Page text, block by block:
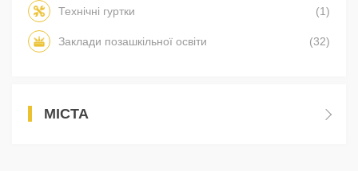
Технічні гуртки (1)
Заклади позашкільної освіти (32)
МІСТА